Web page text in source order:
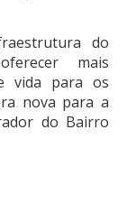
do
mais
vida para os
nova para a
do Bairro